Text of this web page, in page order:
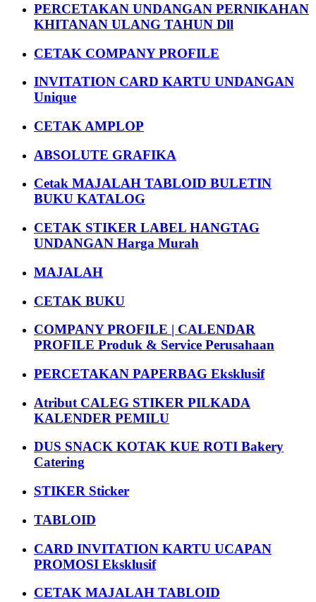
PERCETAKAN UNDANGAN PERNIKAHAN
KHITANAN ULANG TAHUN Dll
CETAK COMPANY PROFILE
INVITATION CARD KARTU UNDANGAN
Unique
CETAK AMPLOP
ABSOLUTE GRAFIKA
Cetak MAJALAH TABLOID BULETIN
BUKU KATALOG
CETAK STIKER LABEL HANGTAG
UNDANGAN Harga Murah
MAJALAH
CETAK BUKU
COMPANY PROFILE | CALENDAR
PROFILE Produk & Service Perusahaan
PERCETAKAN PAPERBAG Eksklusif
Atribut CALEG STIKER PILKADA
KALENDER PEMILU
DUS SNACK KOTAK KUE ROTI Bakery
Catering
STIKER Sticker
TABLOID
CARD INVITATION KARTU UCAPAN
PROMOSI Eksklusif
CETAK MAJALAH TABLOID